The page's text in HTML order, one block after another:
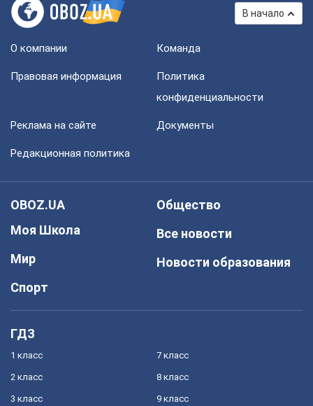
В начало
О компании Команда
Правовая информация
Политика
конфиденциальности
Реклама на сайте Документы
Редакционная политика
OBOZ.UA
Моя Школа
Мир
Спорт
Общество
Все новости
Новости образования
ГДЗ
1 класс
2 класс
3 класс
7 класс
8 класс
9 класс